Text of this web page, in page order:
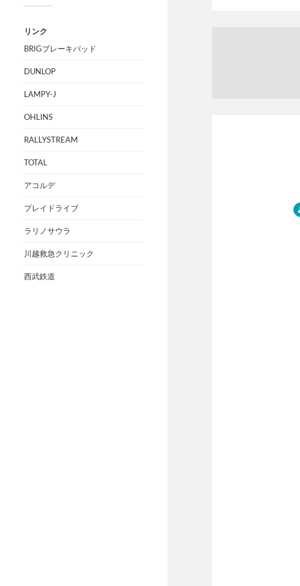
リンク
BRIGブレーキパッド
DUNLOP
LAMPY-J
OHLINS
RALLYSTREAM
TOTAL
アコルデ
プレイドライブ
ラリノサウラ
川越救急クリニック
西武鉄道